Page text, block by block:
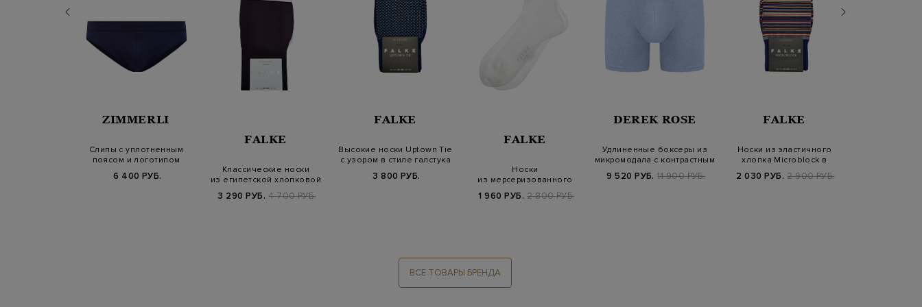
ZIMMERLI
Слипы с уплотненным
поясом и логотипом
6 400 РУБ.
FALKE
Классические носки
из египетской хлопковой
3 290 РУБ. 4 700 РУБ.
FALKE
Высокие носки Uptown Tie
с узором в стиле галстука
3 800 РУБ.
FALKE
Носки
из мерсеризованного
1 960 РУБ. 2 800 РУБ.
DEREK ROSE
Удлиненные боксеры из
микромодала с контрастным
9 520 РУБ. 11 900 РУБ.
FALKE
Носки из эластичного
хлопка Microblock в
2 030 РУБ. 2 900 РУБ.
ВСЕ ТОВАРЫ БРЕНДА